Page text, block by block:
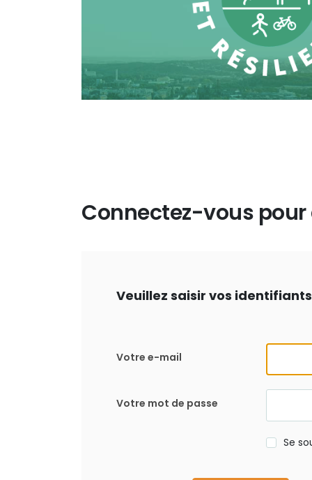
Connectez-vous
Veuillez saisir vos
Votre e-mail
Votre mot de passe
Se